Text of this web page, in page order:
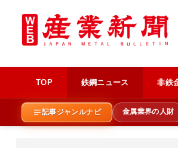
TOP 鉄鋼ニュース 非鉄
記事ジャンルナビ 金属業界の人財